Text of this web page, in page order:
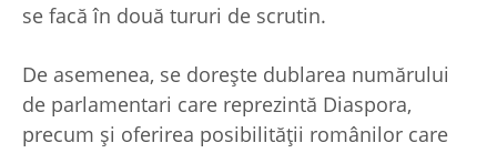
se facă în două tururi de scrutin.
De asemenea, se dorește dublarea numărului
de parlamentari care reprezintă Diaspora,
precum și oferirea posibilității românilor care